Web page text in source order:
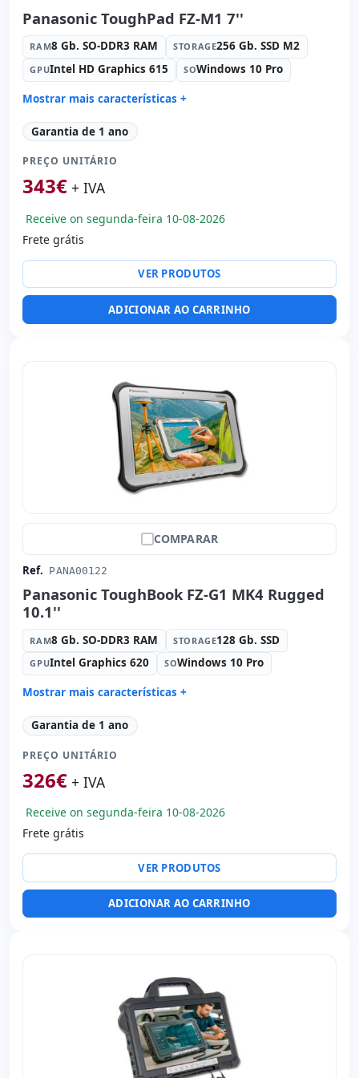
Panasonic ToughPad FZ-M1 7''
RAM8 Gb. SO-DDR3 RAM STORAGE256 Gb. SSD M2
GPUIntel HD Graphics 615 SOWindows 10 Pro
Mostrar mais características +
Connectivity: WIFI · Bluetooth · 4G
Processador: Intel Core i5 7Y57 1.2 GHz.
Som: HD Audio
Portos: USB 3.0
Multimídia: Câmera traseira · Câmera frontal
Outros: hR embalagens
Dimensões: 20.3x13.2x1.8 cm.
Garantia de 1 ano
PREÇO UNITÁRIO
343€ + IVA
Receive on segunda-feira 10-08-2026
Frete grátis
VER PRODUTOS
ADICIONAR AO CARRINHO
COMPARAR
Ref. PANA00122
Panasonic ToughBook FZ-G1 MK4 Rugged
10.1''
RAM8 Gb. SO-DDR3 RAM STORAGE128 Gb. SSD
GPUIntel Graphics 620 SOWindows 10 Pro
Mostrar mais características +
Connectivity: WIFI · Bluetooth · 4G
Processador: Intel Core i5 6300U 2.4 GHz. [TPM 1.2]
Som: Realtek High Definition Audio
Portos: USB 3.0
Portas de vídeo: HDMI
Multimídia:
Outros: hR embalagens
28x20x4 cm.
Garantia de 1 ano
PREÇO UNITÁRIO
326€ + IVA
Receive on segunda-feira 10-08-2026
Frete grátis
VER PRODUTOS
ADICIONAR AO CARRINHO